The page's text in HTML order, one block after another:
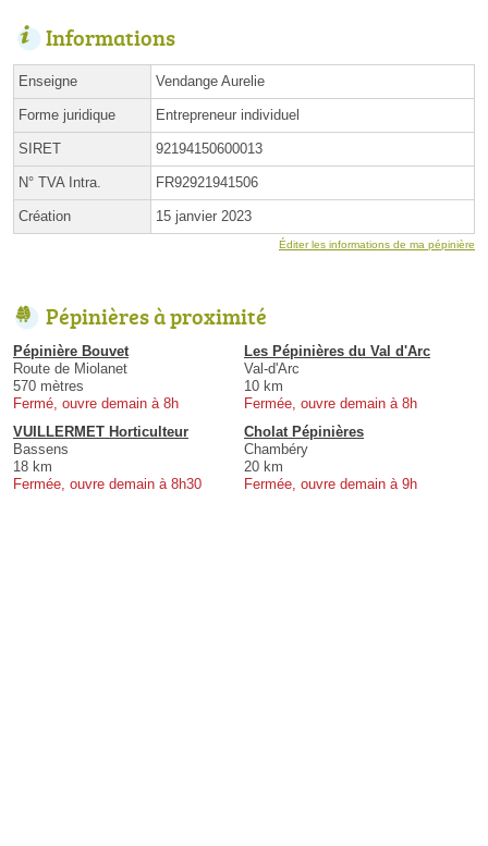
Informations
Enseigne Vendange Aurelie
Forme juridique Entrepreneur individuel
SIRET 92194150600013
N° TVA Intra. FR92921941506
Création 15 janvier 2023
Éditer les informations de ma pépinière
Pépinières à proximité
Pépinière Bouvet
Route de Miolanet
570 mètres
Fermé, ouvre demain à 8h
Les Pépinières du Val d'Arc
Val-d'Arc
10 km
Fermée, ouvre demain à 8h
VUILLERMET Horticulteur
Bassens
18 km
Fermée, ouvre demain à 8h30
Cholat Pépinières
Chambéry
20 km
Fermée, ouvre demain à 9h